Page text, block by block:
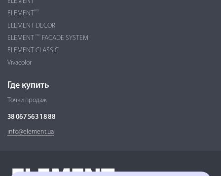
ELEMENT
PRO
ELEMENT DECOR
ELEMENT
PRO
FACADE SYSTEM
ELEMENT CLASSIC
Vivacolor
Где купить
Точки продаж
38 067 563 18 88
info@element.ua